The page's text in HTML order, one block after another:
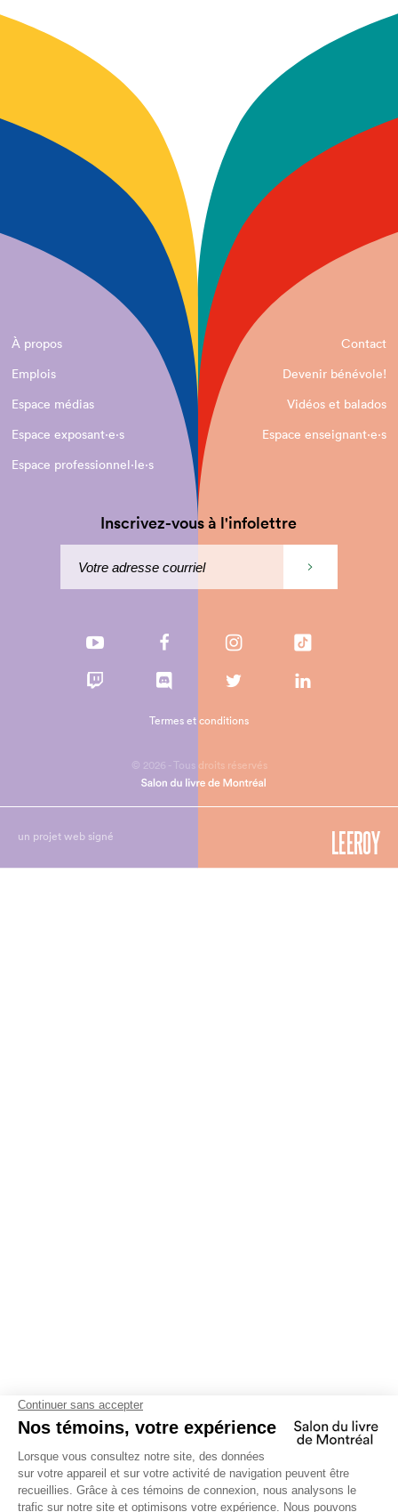
À propos
Contact
Emplois
Devenir bénévole!
Espace médias
Vidéos et balados
Espace exposant·e⋅s
Espace enseignant·e⋅s
Espace professionnel·le⋅s
Inscrivez-vous à l'infolettre
© 2026 - Tous droits réservés
Termes et conditions
un projet web signé